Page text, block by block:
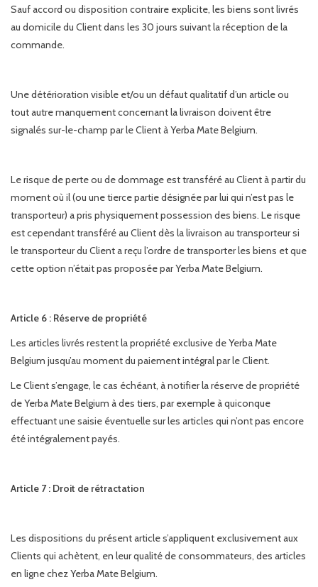
Sauf accord ou disposition contraire explicite, les biens sont livrés
au domicile du Client dans les 30 jours suivant la réception de la
commande.
Une détérioration visible et/ou un défaut qualitatif d’un article ou
tout autre manquement concernant la livraison doivent être
signalés sur-le-champ par le Client à Yerba Mate Belgium.
Le risque de perte ou de dommage est transféré au Client à partir du
moment où il (ou une tierce partie désignée par lui qui n’est pas le
transporteur) a pris physiquement possession des biens. Le risque
est cependant transféré au Client dès la livraison au transporteur si
le transporteur du Client a reçu l’ordre de transporter les biens et que
cette option n’était pas proposée par Yerba Mate Belgium.
Article 6 : Réserve de propriété
Les articles livrés restent la propriété exclusive de Yerba Mate
Belgium jusqu’au moment du paiement intégral par le Client.
Le Client s’engage, le cas échéant, à notifier la réserve de propriété
de Yerba Mate Belgium à des tiers, par exemple à quiconque
effectuant une saisie éventuelle sur les articles qui n’ont pas encore
été intégralement payés.
Article 7 : Droit de rétractation
Les dispositions du présent article s’appliquent exclusivement aux
Clients qui achètent, en leur qualité de consommateurs, des articles
en ligne chez Yerba Mate Belgium.